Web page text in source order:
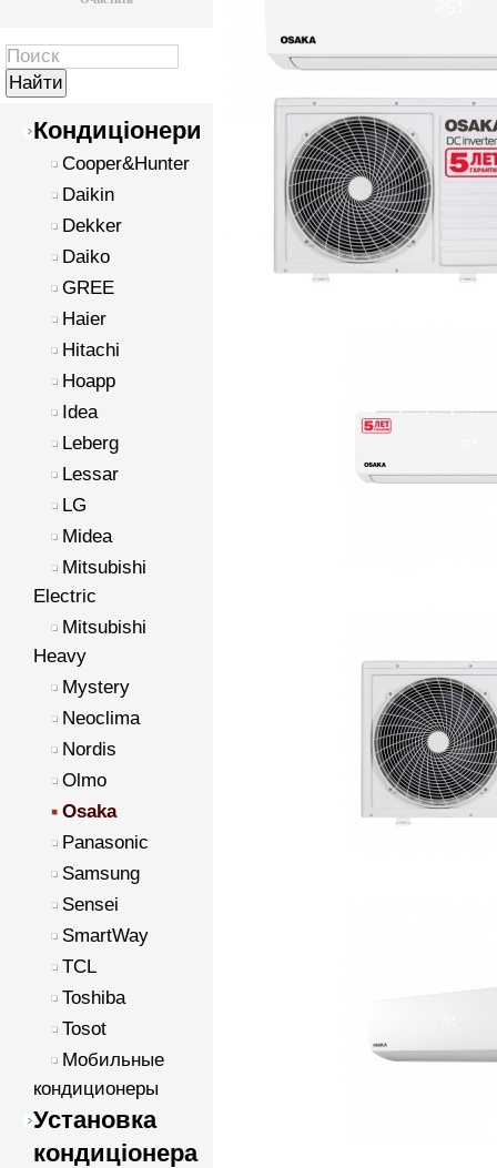
Кондиціонери
Cooper&Hunter
Daikin
Dekker
Daiko
GREE
Haier
Hitachi
Hoapp
Idea
Leberg
Lessar
LG
Midea
Mitsubishi
Electric
Mitsubishi
Heavy
Mystery
Neoclima
Nordis
Olmo
Osaka
Panasonic
Samsung
Sensei
SmartWay
TCL
Toshiba
Tosot
Мобильные
кондиционеры
Установка
кондиціонера